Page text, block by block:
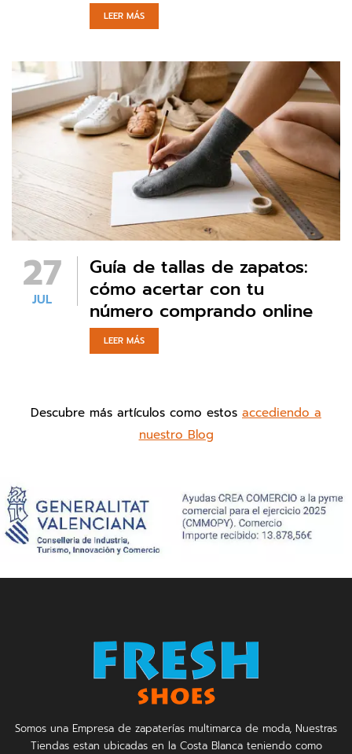
LEER MÁS
27
JUL
Guía de tallas de zapatos:
cómo acertar con tu
número comprando online
LEER MÁS
Descubre más artículos como estos accediendo a
nuestro Blog
Somos una Empresa de zapaterías multimarca de moda, Nuestras
Tiendas estan ubicadas en la Costa Blanca teniendo como